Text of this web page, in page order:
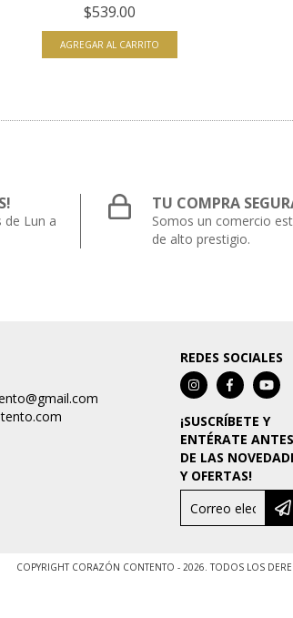
$539.00
de Lun a
TU COMPRA
Somos un comercio
de alto prestigio.
REDES SOCIALES
¡SUSCRÍBETE Y
ENTÉRATE ANTES
DE LAS
Y OFERTAS!
COPYRIGHT CORAZÓN CONTENTO - 2026. TODOS LOS